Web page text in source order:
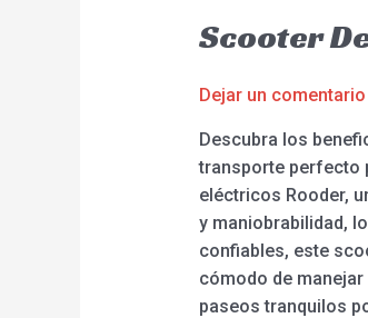
Scooter
Dejar un comentario
Descubra los
transporte perfecto
eléctricos Rooder,
y maniobrabilidad,
confiables, este
cómodo de
paseos tranquilos